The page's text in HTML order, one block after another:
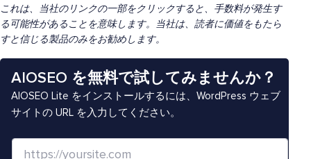
これは、当社のリンクの一部をクリックすると、手数料が発生す
る可能性があることを意味します。当社は、読者に価値をもたら
すと信じる製品のみをお勧めします。
AIOSEO を無料で試してみませんか？
AIOSEO Lite をインストールするには、WordPress ウェブ
サイトの URL を入力してください。